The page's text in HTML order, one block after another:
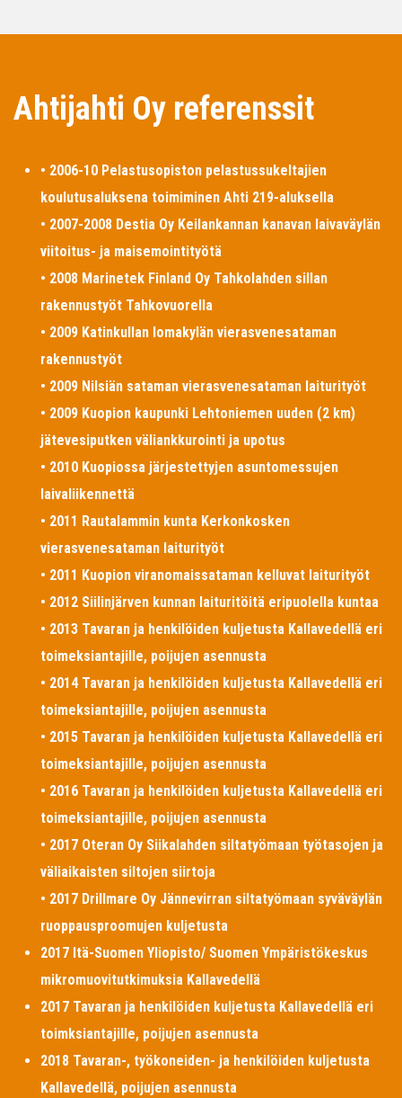
Ahtijahti Oy referenssit
• 2006-10 Pelastusopiston pelastussukeltajien
koulutusaluksena toimiminen Ahti 219-aluksella
• 2007-2008 Destia Oy Keilankannan kanavan laivaväylän
viitoitus- ja maisemointityötä
• 2008 Marinetek Finland Oy Tahkolahden sillan
rakennustyöt Tahkovuorella
• 2009 Katinkullan lomakylän vierasvenesataman
rakennustyöt
• 2009 Nilsiän sataman vierasvenesataman laiturityöt
• 2009 Kuopion kaupunki Lehtoniemen uuden (2 km)
jätevesiputken väliankkurointi ja upotus
• 2010 Kuopiossa järjestettyjen asuntomessujen
laivaliikennettä
• 2011 Rautalammin kunta Kerkonkosken
vierasvenesataman laiturityöt
• 2011 Kuopion viranomaissataman kelluvat laiturityöt
• 2012 Siilinjärven kunnan laituritöitä eripuolella kuntaa
• 2013 Tavaran ja henkilöiden kuljetusta Kallavedellä eri
toimeksiantajille, poijujen asennusta
• 2014 Tavaran ja henkilöiden kuljetusta Kallavedellä eri
toimeksiantajille, poijujen asennusta
• 2015 Tavaran ja henkilöiden kuljetusta Kallavedellä eri
toimeksiantajille, poijujen asennusta
• 2016 Tavaran ja henkilöiden kuljetusta Kallavedellä eri
toimeksiantajille, poijujen asennusta
• 2017 Oteran Oy Siikalahden siltatyömaan työtasojen ja
väliaikaisten siltojen siirtoja
• 2017 Drillmare Oy Jännevirran siltatyömaan syväväylän
ruoppausproomujen kuljetusta
2017 Itä-Suomen Yliopisto/ Suomen Ympäristökeskus
mikromuovitutkimuksia Kallavedellä
2017 Tavaran ja henkilöiden kuljetusta Kallavedellä eri
toimksiantajille, poijujen asennusta
2018 Tavaran-, työkoneiden- ja henkilöiden kuljetusta
Kallavedellä, poijujen asennusta